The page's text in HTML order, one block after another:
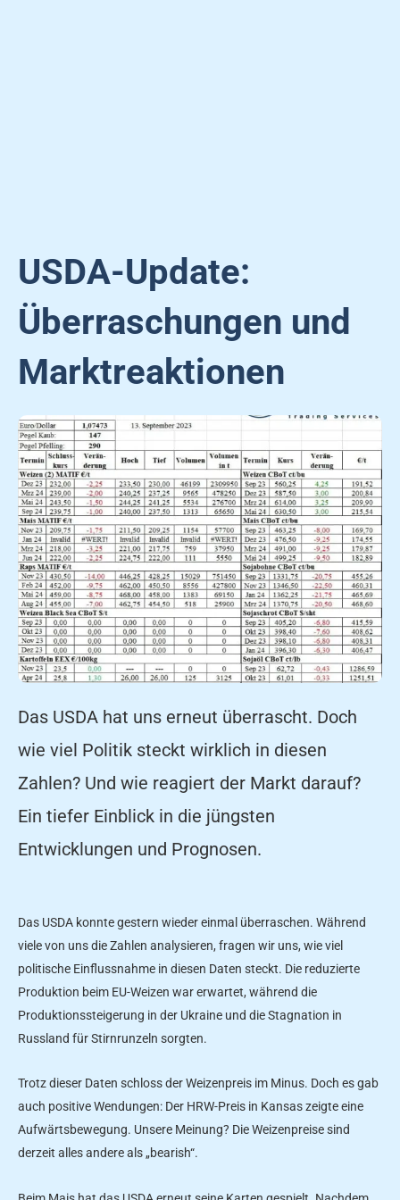
USDA-Update:
Überraschungen und
Marktreaktionen
Das USDA hat uns erneut überrascht. Doch
wie viel Politik steckt wirklich in diesen
Zahlen? Und wie reagiert der Markt darauf?
Ein tiefer Einblick in die jüngsten
Entwicklungen und Prognosen.
Das USDA konnte gestern wieder einmal überraschen. Während
viele von uns die Zahlen analysieren, fragen wir uns, wie viel
politische Einflussnahme in diesen Daten steckt. Die reduzierte
Produktion beim EU-Weizen war erwartet, während die
Produktionssteigerung in der Ukraine und die Stagnation in
Russland für Stirnrunzeln sorgten.
Trotz dieser Daten schloss der Weizenpreis im Minus. Doch es gab
auch positive Wendungen: Der HRW-Preis in Kansas zeigte eine
Aufwärtsbewegung. Unsere Meinung? Die Weizenpreise sind
derzeit alles andere als „bearish“.